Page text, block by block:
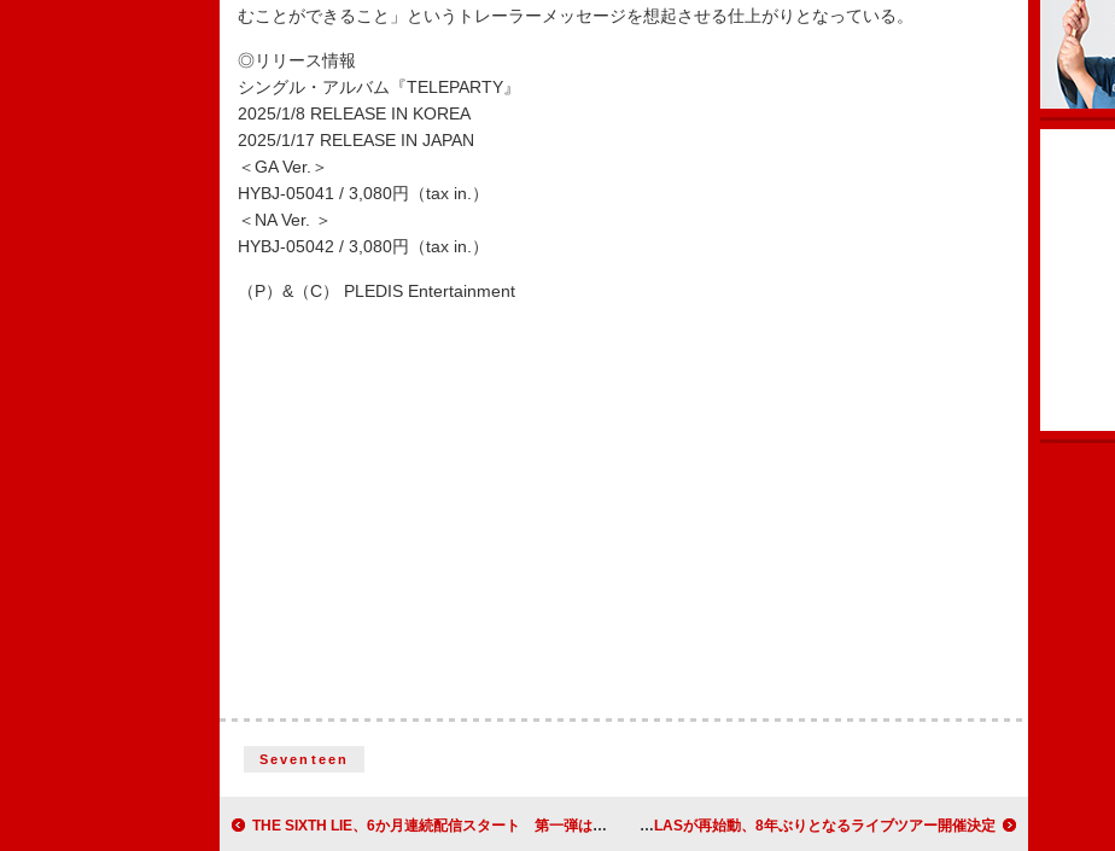
むことができること」というトレーラーメッセージを想起させる仕上がりとなっている。
◎リリース情報
シングル・アルバム『TELEPARTY』
2025/1/8 RELEASE IN KOREA
2025/1/17 RELEASE IN JAPAN
＜GA Ver.＞
HYBJ-05041 / 3,080円（tax in.）
＜NA Ver. ＞
HYBJ-05042 / 3,080円（tax in.）
（P）&（C） PLEDIS Entertainment
Seventeen
THE SIXTH LIE、6か月連続配信スタート 第一弾はオールドスクール×現代テクノロジー INABA／SALASが再始動、8年ぶりとなるライブツアー開催決定